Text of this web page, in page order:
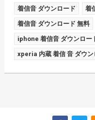
着信音 ダウンロード 着
着信音 ダウンロード 無料
iphone 着信音 ダウンロー
xperia 内蔵 着信 音 ダウン